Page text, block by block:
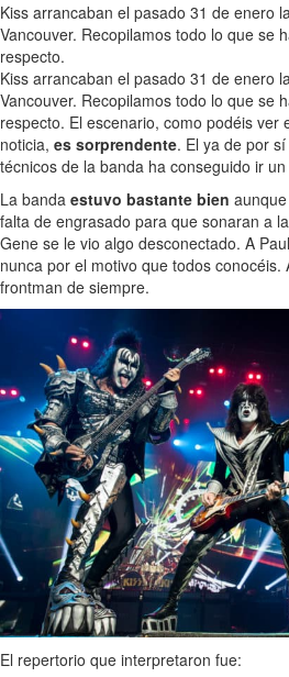
Kiss arrancaban el pasado 31 de enero
Vancouver. Recopilamos todo lo que se
respecto.
Kiss arrancaban el pasado 31 de enero
Vancouver. Recopilamos todo lo que se
respecto. El escenario, como podéis ver
noticia, es sorprendente. El ya de por
técnicos de la banda ha conseguido ir
La banda estuvo bastante bien
falta de engrasado para que sonaran a
Gene se le vio algo desconectado. A
nunca por el motivo que todos conocéis.
frontman de siempre.
El repertorio que interpretaron fue: